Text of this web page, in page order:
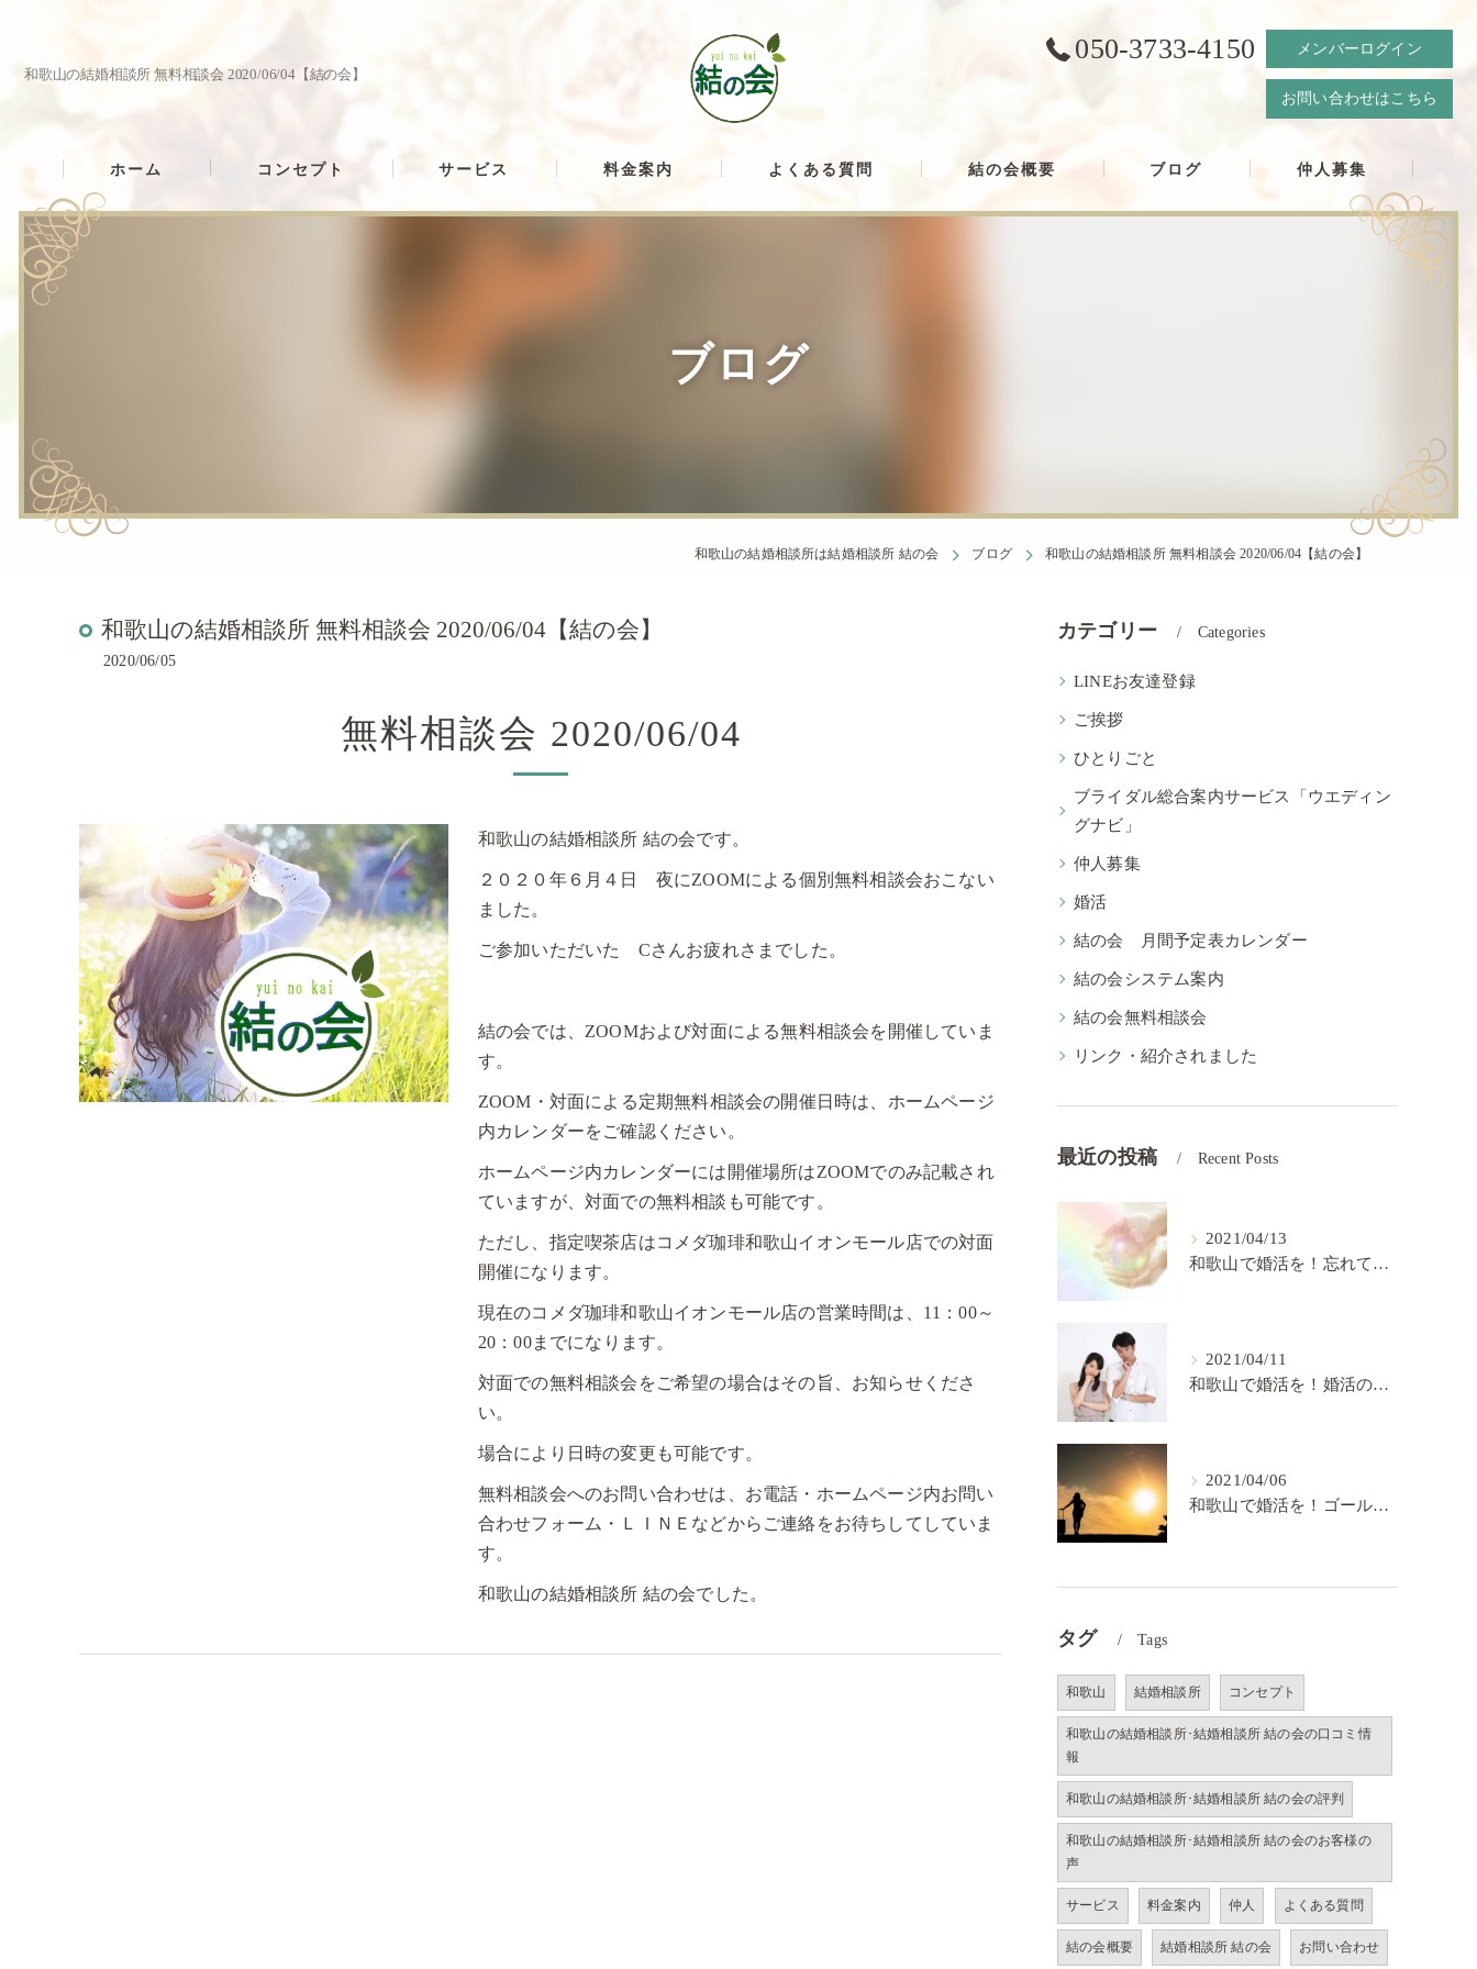
和歌山の結婚相談所 無料相談会 2020/06/04【結の会】
050-3733-4150 メンバーログイン
お問い合わせはこちら
ホーム コンセプト サービス 料金案内 よくある質問 結の会概要 ブログ 仲人募集
ブログ
和歌山の結婚相談所は結婚相談所 結の会 ブログ 和歌山の結婚相談所 無料相談会 2020/06/04【結の会】
和歌山の結婚相談所 無料相談会 2020/06/04【結の会】
2020/06/05
無料相談会 2020/06/04
和歌山の結婚相談所 結の会です。
２０２０年６月４日 夜にZOOMによる個別無料相談会おこない
ました。
ご参加いただいた Cさんお疲れさまでした。
結の会では、ZOOMおよび対面による無料相談会を開催していま
す。
ZOOM・対面による定期無料相談会の開催日時は、ホームページ
内カレンダーをご確認ください。
ホームページ内カレンダーには開催場所はZOOMでのみ記載され
ていますが、対面での無料相談も可能です。
ただし、指定喫茶店はコメダ珈琲和歌山イオンモール店での対面
開催になります。
現在のコメダ珈琲和歌山イオンモール店の営業時間は、11：00～
20：00までになります。
対面での無料相談会をご希望の場合はその旨、お知らせくださ
い。
場合により日時の変更も可能です。
無料相談会へのお問い合わせは、お電話・ホームページ内お問い
合わせフォーム・ＬＩＮＥなどからご連絡をお待ちしてしていま
す。
和歌山の結婚相談所 結の会でした。
カテゴリー Categories
LINEお友達登録
ご挨拶
ひとりごと
ブライダル総合案内サービス「ウエディン
グナビ」
仲人募集
婚活
結の会 月間予定表カレンダー
結の会システム案内
結の会無料相談会
リンク・紹介されました
最近の投稿 Recent Posts
2021/04/13
和歌山で婚活を！忘れてはいけない婚活の秘訣【結の会】
2021/04/11
和歌山で婚活を！婚活の中で大切なこと【結の会】
2021/04/06
和歌山で婚活を！ゴールを決めるということ【結の会】
タグ Tags
和歌山 結婚相談所 コンセプト
和歌山の結婚相談所･結婚相談所 結の会の口コミ情
報
和歌山の結婚相談所･結婚相談所 結の会の評判
和歌山の結婚相談所･結婚相談所 結の会のお客様の
声
サービス 料金案内 仲人 よくある質問
結の会概要 結婚相談所 結の会 お問い合わせ